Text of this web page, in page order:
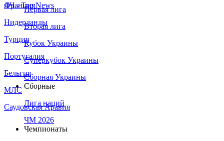
Франция
Нидерланды
Турция
Португалия
Бельгия
МЛС
Саудовская Аравия
ЛЧ - Top News
Первая лига
Вторая лига
Кубок Украины
Суперкубок Украины
Сборная Украины
Сборные
Лига наций
ЧМ 2026
Чемпионаты